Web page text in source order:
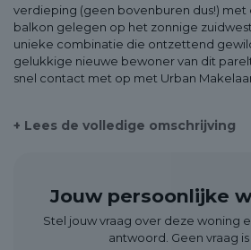
verdieping (geen bovenburen dus!)
balkon gelegen op het zonnige
unieke combinatie die ontzettend
gelukkige nieuwe bewoner van dit
snel contact met op met Urban
VIERDE VERDIEPING: Vanuit de royale
vertrekken in het appartement: door de
prettige natuurlijke lichtinval doet de
+ Lees de volledige omschrijving
Jouw persoonlijke
Stel jouw vraag over deze woning
antwoord. Geen vraag